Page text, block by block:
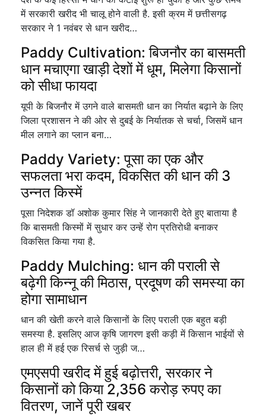
में सरकारी खरीद भी चालू होने वाली है. इसी क्रम में छत्तीसगढ़
सरकार ने 1 नवंबर से धान खरीद…
Paddy Cultivation: बिजनौर का बासमती
धान मचाएगा खाड़ी देशों में धूम, मिलेगा किसानों
को सीधा फायदा
यूपी के बिजनौर में उगने वाले बासमती धान का निर्यात बढ़ाने के लिए
जिला प्रशासन ने की ओर से दुबई के निर्यातक से चर्चा, जिसमें धान
मील लगाने का प्लान बना…
Paddy Variety: पूसा का एक और
सफलता भरा कदम, विकसित की धान की 3
उन्नत किस्में
पूसा निदेशक डॉ अशोक कुमार सिंह ने जानकारी देते हुए बाताया है
कि बासमती किस्मों में सुधार कर उन्हें रोग प्रतिरोधी बनाकर
विकसित किया गया है.
Paddy Mulching: धान की पराली से
बढ़ेगी किन्नू की मिठास, प्रदूषण की समस्या का
होगा सामाधान
धान की खेती करने वाले किसानों के लिए पराली एक बहुत बड़ी
समस्या है. इसलिए आज कृषि जागरण इसी कड़ी में किसान भाईयों से
हाल ही में हई एक रिसर्च से जुड़ी ज…
एमएसपी खरीद में हुई बढ़ोत्तरी, सरकार ने
किसानों को किया 2,356 करोड़ रुपए का
वितरण, जानें पूरी खबर